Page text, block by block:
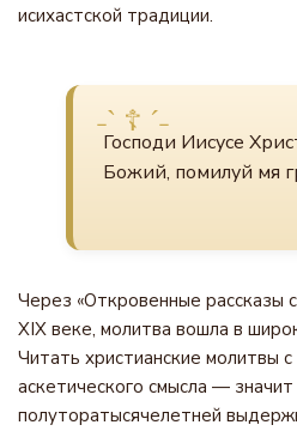
исихастской традиции.
Господи Иисусе
Божий, помилуй мя
Через «Откровенные рассказы
XIX веке, молитва вошла в
Читать христианские молитвы с
аскетического смысла —
полуторатысячелетней